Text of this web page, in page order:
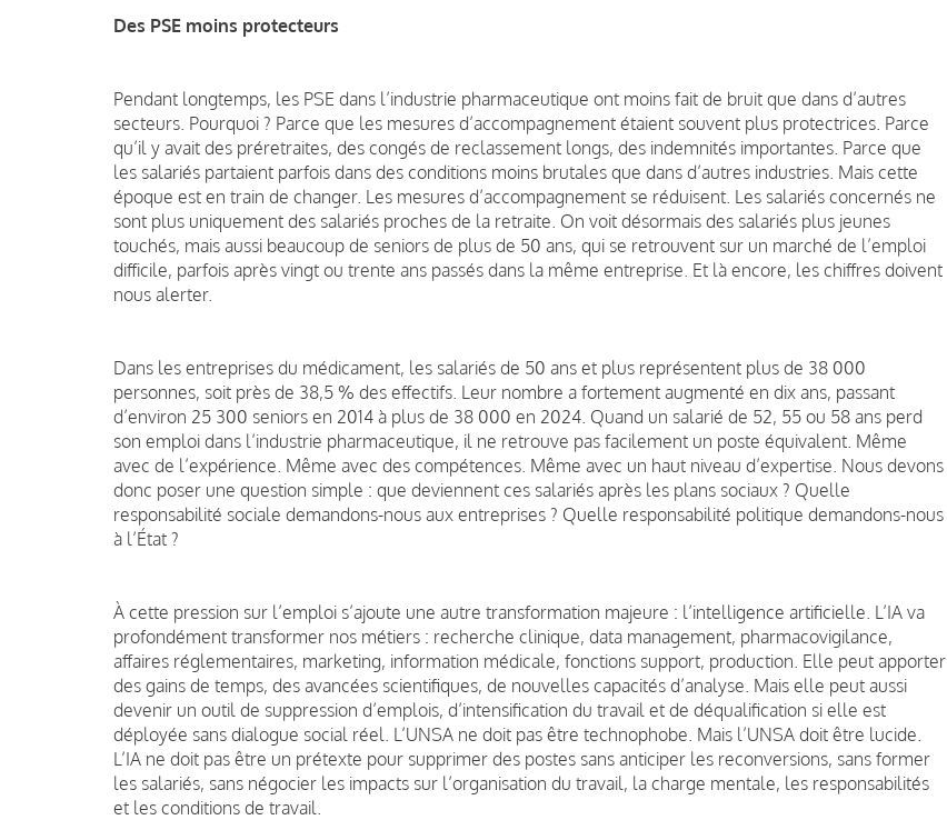
Des PSE moins protecteurs
Pendant longtemps, les PSE dans l’industrie pharmaceutique ont moins fait de bruit que dans d’autres
secteurs. Pourquoi ? Parce que les mesures d’accompagnement étaient souvent plus protectrices. Parce
qu’il y avait des préretraites, des congés de reclassement longs, des indemnités importantes. Parce que
les salariés partaient parfois dans des conditions moins brutales que dans d’autres industries. Mais cette
époque est en train de changer. Les mesures d’accompagnement se réduisent. Les salariés concernés ne
sont plus uniquement des salariés proches de la retraite. On voit désormais des salariés plus jeunes
touchés, mais aussi beaucoup de seniors de plus de 50 ans, qui se retrouvent sur un marché de l’emploi
difficile, parfois après vingt ou trente ans passés dans la même entreprise. Et là encore, les chiffres doivent
nous alerter.
Dans les entreprises du médicament, les salariés de 50 ans et plus représentent plus de 38 000
personnes, soit près de 38,5 % des effectifs. Leur nombre a fortement augmenté en dix ans, passant
d’environ 25 300 seniors en 2014 à plus de 38 000 en 2024. Quand un salarié de 52, 55 ou 58 ans perd
son emploi dans l’industrie pharmaceutique, il ne retrouve pas facilement un poste équivalent. Même
avec de l’expérience. Même avec des compétences. Même avec un haut niveau d’expertise. Nous devons
donc poser une question simple : que deviennent ces salariés après les plans sociaux ? Quelle
responsabilité sociale demandons-nous aux entreprises ? Quelle responsabilité politique demandons-nous
à l’État ?
À cette pression sur l’emploi s’ajoute une autre transformation majeure : l’intelligence artificielle. L’IA va
profondément transformer nos métiers : recherche clinique, data management, pharmacovigilance,
affaires réglementaires, marketing, information médicale, fonctions support, production. Elle peut apporter
des gains de temps, des avancées scientifiques, de nouvelles capacités d’analyse. Mais elle peut aussi
devenir un outil de suppression d’emplois, d’intensification du travail et de déqualification si elle est
déployée sans dialogue social réel. L’UNSA ne doit pas être technophobe. Mais l’UNSA doit être lucide.
L’IA ne doit pas être un prétexte pour supprimer des postes sans anticiper les reconversions, sans former
les salariés, sans négocier les impacts sur l’organisation du travail, la charge mentale, les responsabilités
et les conditions de travail.